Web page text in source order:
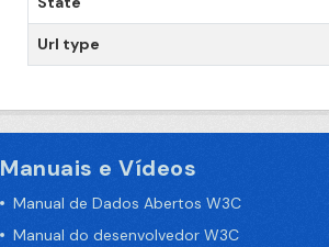
Url type
Manuais e Vídeos
Manual de Dados Abertos W3C
Manual do desenvolvedor W3C